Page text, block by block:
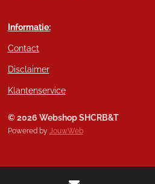
Informatie:
Contact
Disclaimer
Klantenservice
© 2026 Webshop SHCRB&T
Powered by JouwWeb